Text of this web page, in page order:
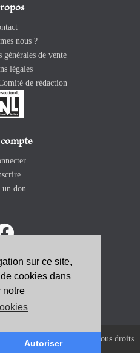
sur ce site,
cookies dans
notre
Autoriser
nous ?
de vente
légales
de rédaction
un don
VOUS
COMMUNIO. Tous droits